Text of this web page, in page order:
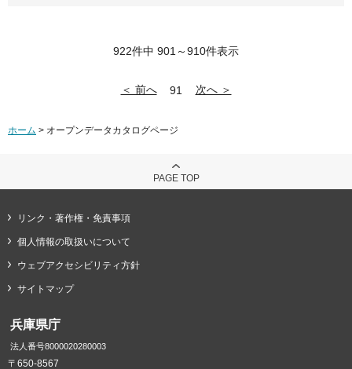
922件中 901～910件表示
＜ 前へ 91 次へ ＞
ホーム > オープンデータカタログページ
PAGE TOP
リンク・著作権・免責事項
個人情報の取扱いについて
ウェブアクセシビリティ方針
サイトマップ
兵庫県庁
法人番号8000020280003
〒650-8567